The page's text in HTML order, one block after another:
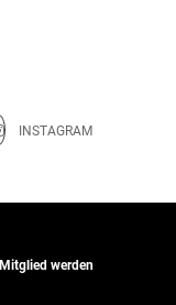
INSTAGRAM
Mitglied werden